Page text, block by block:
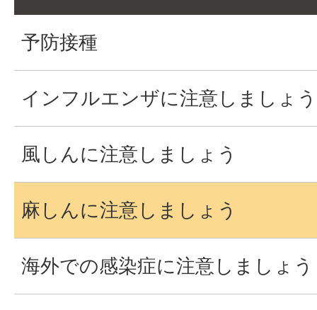
予防接種
インフルエンザに注意しましょう
風しんに注意しましょう
麻しんに注意しましょう
海外での感染症に注意しましょう